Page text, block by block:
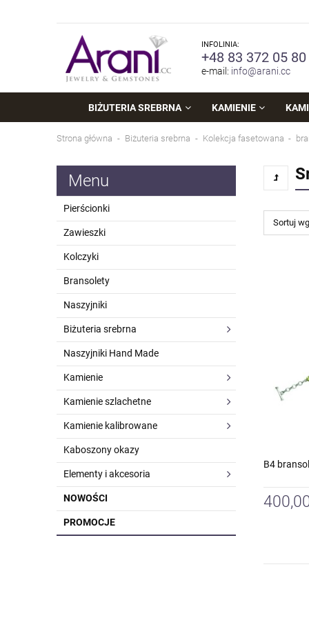
INFOLINIA:
+48 83 372 05 80
e-mail: info@arani.cc
BIŻUTERIA SREBRNA KAMIENIE
Strona główna Biżuteria srebrna Kolekcja fasetowana
Menu
Pierścionki
Zawieszki
Kolczyki
Bransolety
Naszyjniki
Biżuteria srebrna
Naszyjniki Hand Made
Kamienie
Kamienie szlachetne
Kamienie kalibrowane
Kaboszony okazy
Elementy i akcesoria
NOWOŚCI
PROMOCJE
Sortuj
B4